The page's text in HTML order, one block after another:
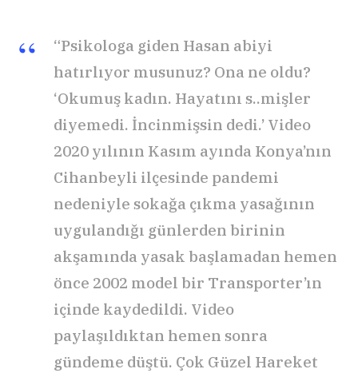
“Psikologa giden Hasan abiyi
hatırlıyor musunuz? Ona ne oldu?
‘Okumuş kadın. Hayatını s..mişler
diyemedi. İncinmişsin dedi.’ Video
2020 yılının Kasım ayında Konya’nın
Cihanbeyli ilçesinde pandemi
nedeniyle sokağa çıkma yasağının
uygulandığı günlerden birinin
akşamında yasak başlamadan hemen
önce 2002 model bir Transporter’ın
içinde kaydedildi. Video
paylaşıldıktan hemen sonra
gündeme düştü. Çok Güzel Hareket